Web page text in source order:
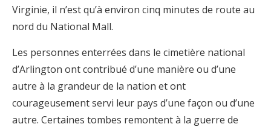
Virginie, il n’est qu’à environ cinq minutes de route au
nord du National Mall.
Les personnes enterrées dans le cimetière national
d’Arlington ont contribué d’une manière ou d’une
autre à la grandeur de la nation et ont
courageusement servi leur pays d’une façon ou d’une
autre. Certaines tombes remontent à la guerre de